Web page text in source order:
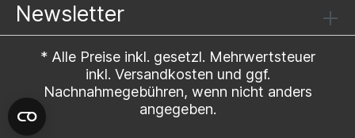
Newsletter
* Alle Preise inkl. gesetzl. Mehrwertsteuer
inkl. Versandkosten und ggf.
Nachnahmegebühren, wenn nicht anders
angegeben.